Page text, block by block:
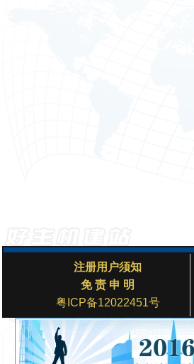
注册用户须知
免 责 申 明
粤ICP备12022451号